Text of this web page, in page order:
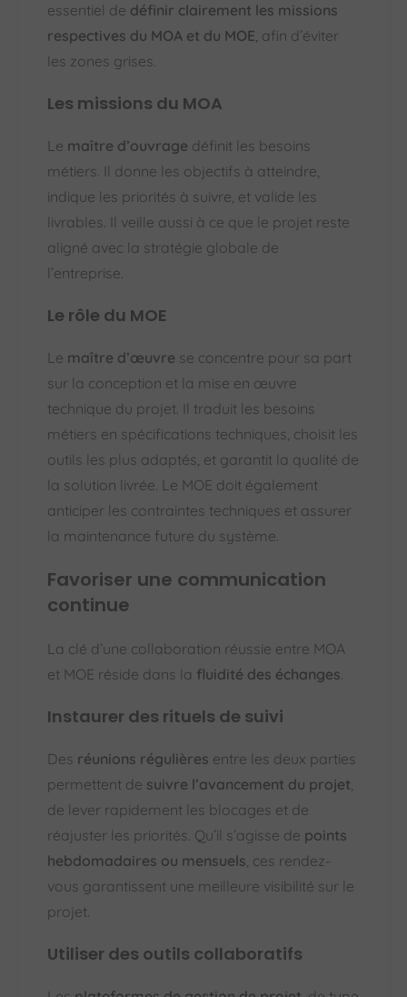
essentiel de définir clairement les missions
respectives du MOA et du MOE, afin d’éviter
les zones grises.
Les missions du MOA
Le maître d’ouvrage définit les besoins
métiers. Il donne les objectifs à atteindre,
indique les priorités à suivre, et valide les
livrables. Il veille aussi à ce que le projet reste
aligné avec la stratégie globale de
l’entreprise.
Le rôle du MOE
Le maître d’œuvre se concentre pour sa part
sur la conception et la mise en œuvre
technique du projet. Il traduit les besoins
métiers en spécifications techniques, choisit les
outils les plus adaptés, et garantit la qualité de
la solution livrée. Le MOE doit également
anticiper les contraintes techniques et assurer
la maintenance future du système.
Favoriser une communication
continue
La clé d’une collaboration réussie entre MOA
et MOE réside dans la fluidité des échanges.
Instaurer des rituels de suivi
Des réunions régulières entre les deux parties
permettent de suivre l’avancement du projet,
de lever rapidement les blocages et de
réajuster les priorités. Qu’il s’agisse de points
hebdomadaires ou mensuels, ces rendez-
vous garantissent une meilleure visibilité sur le
projet.
Utiliser des outils collaboratifs